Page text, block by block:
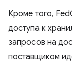
Кроме того,
доступа к
запросов на
поставщиком